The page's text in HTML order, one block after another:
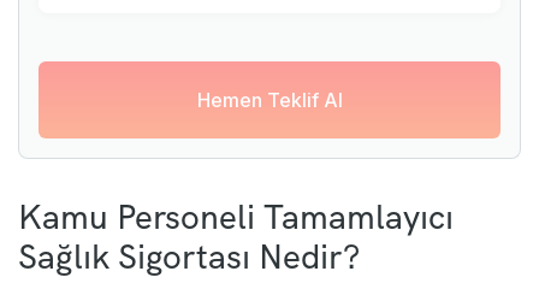
Hemen Teklif Al
Kamu Personeli Tamamlayıcı
Sağlık Sigortası Nedir?